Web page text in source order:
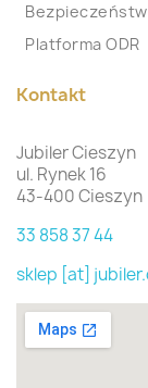
Platforma ODR
Kontakt
Jubiler Cieszyn
ul. Rynek 16
43-400 Cieszyn
33 858 37 44
sklep [at]